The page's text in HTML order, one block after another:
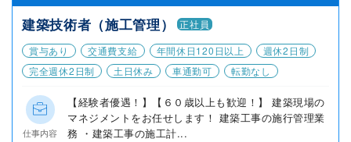
建築技術者（施工管理）
正社員
賞与あり
交通費支給 年間休日120日以上
週休2日制
完全週休2日制
土日休み 車通勤可 転勤なし
仕事内容
【経験者優遇！】【６０歳以上も歓迎！】 建築現場の
マネジメントをお任せします！ 建築工事の施行管理業
務 ・建築工事の施工計...